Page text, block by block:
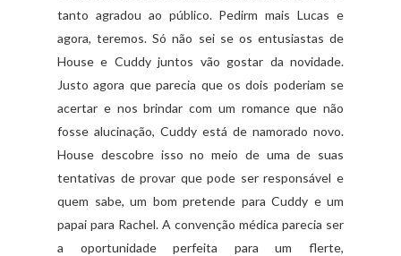
tanto agradou ao público. Pedirm mais Lucas e
agora, teremos. Só não sei se os entusiastas de
House e Cuddyjuntos vão gostar da novidade.
Justo agora que parecia que os dois poderiam se
acertar e nos brindar com um romance que não
fosse alucinação, Cuddy está de namorado novo.
House descobre isso no meio de uma de suas
tentativas de provar que pode ser responsável e
quem sabe, um bom pretende para Cuddy e um
papai para Rachel. A convenção médica parecia ser
a oportunidade perfeita para um flerte,